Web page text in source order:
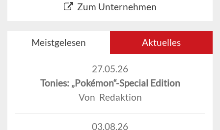
Zum Unternehmen
Meistgelesen Aktuelles
27.05.26
Tonies: „Pokémon“-Special Edition
Von Redaktion
03.08.26